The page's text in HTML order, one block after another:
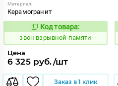
Материал:
Керамогранит
454943
Код товара:
звон взрывной памяти
Цена
6 325 руб./шт
Заказ в 1 клик